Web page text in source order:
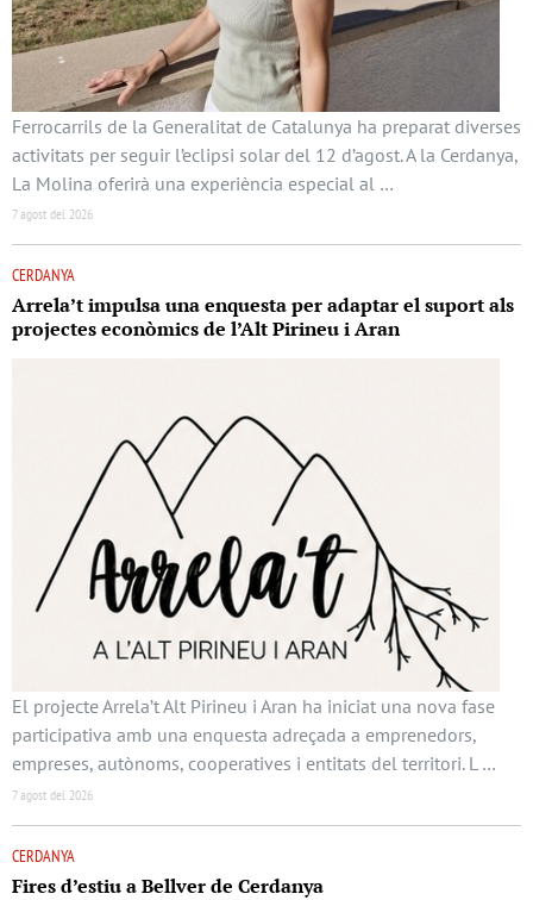
Ferrocarrils de la Generalitat de Catalunya ha preparat diverses
activitats per seguir l’eclipsi solar del 12 d’agost. A la Cerdanya,
La Molina oferirà una experiència especial al …
7 agost del 2026
CERDANYA
Arrela’t impulsa una enquesta per adaptar el suport als
projectes econòmics de l’Alt Pirineu i Aran
El projecte Arrela’t Alt Pirineu i Aran ha iniciat una nova fase
participativa amb una enquesta adreçada a emprenedors,
empreses, autònoms, cooperatives i entitats del territori. L …
7 agost del 2026
CERDANYA
Fires d’estiu a Bellver de Cerdanya